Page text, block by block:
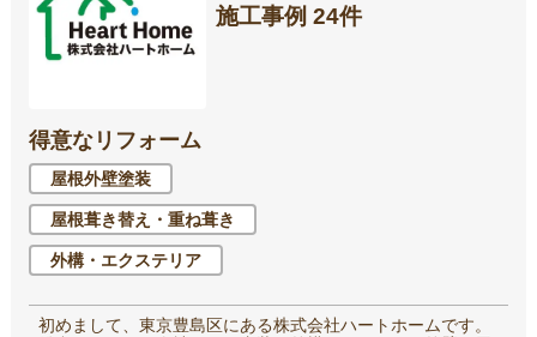
施工事例 24件
得意なリフォーム
屋根外壁塗装
屋根葺き替え・重ね葺き
外構・エクステリア
初めまして、東京豊島区にある株式会社ハートホームです。